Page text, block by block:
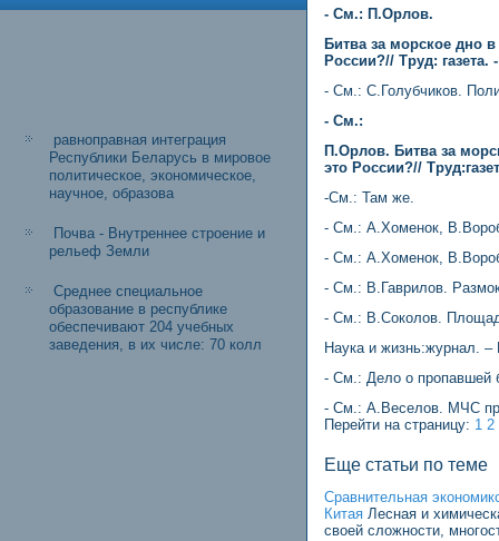
равноправная интеграция
Республики Беларусь в мировое
политическое, экономическое,
научное, образова
Почва - Внутреннее строение и
рельеф Земли
Среднее специальное
образование в республике
обеспечивают 204 учебных
заведения, в их числе: 70 колл
- См.: П.Орлов.
Битва за морское дно
России?// Труд: газета.
- См.: С.Голубчиков.
- См.:
П.Орлов. Битва за
это России?//
-См.: Там же.
- См.: А.Хоменок,
- См.: А.Хоменок,
- См.: В.Гаврилов.
- См.: В.Соколов.
Наука и жизнь:журнал.
- См.: Дело о пропавшей
- См.: А.Веселов. МЧС
Перейти на страницу: 1 2
Еще статьи по теме
Сравнительная
Китая Лесная и
своей сложности,